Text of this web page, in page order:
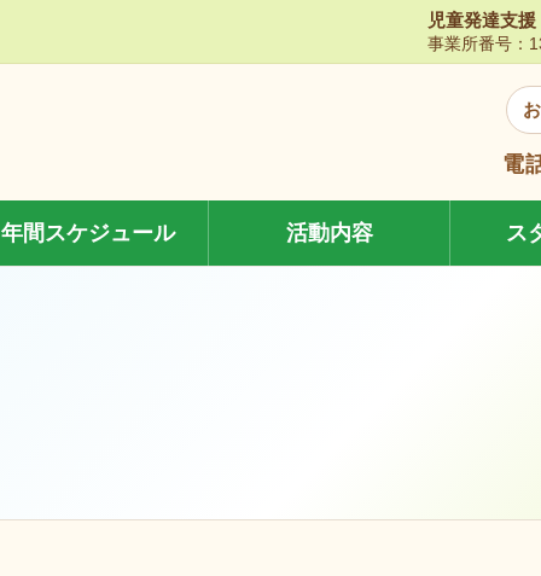
児童発達支
事業所番号：
電
年間スケジュール 活動内容 ス